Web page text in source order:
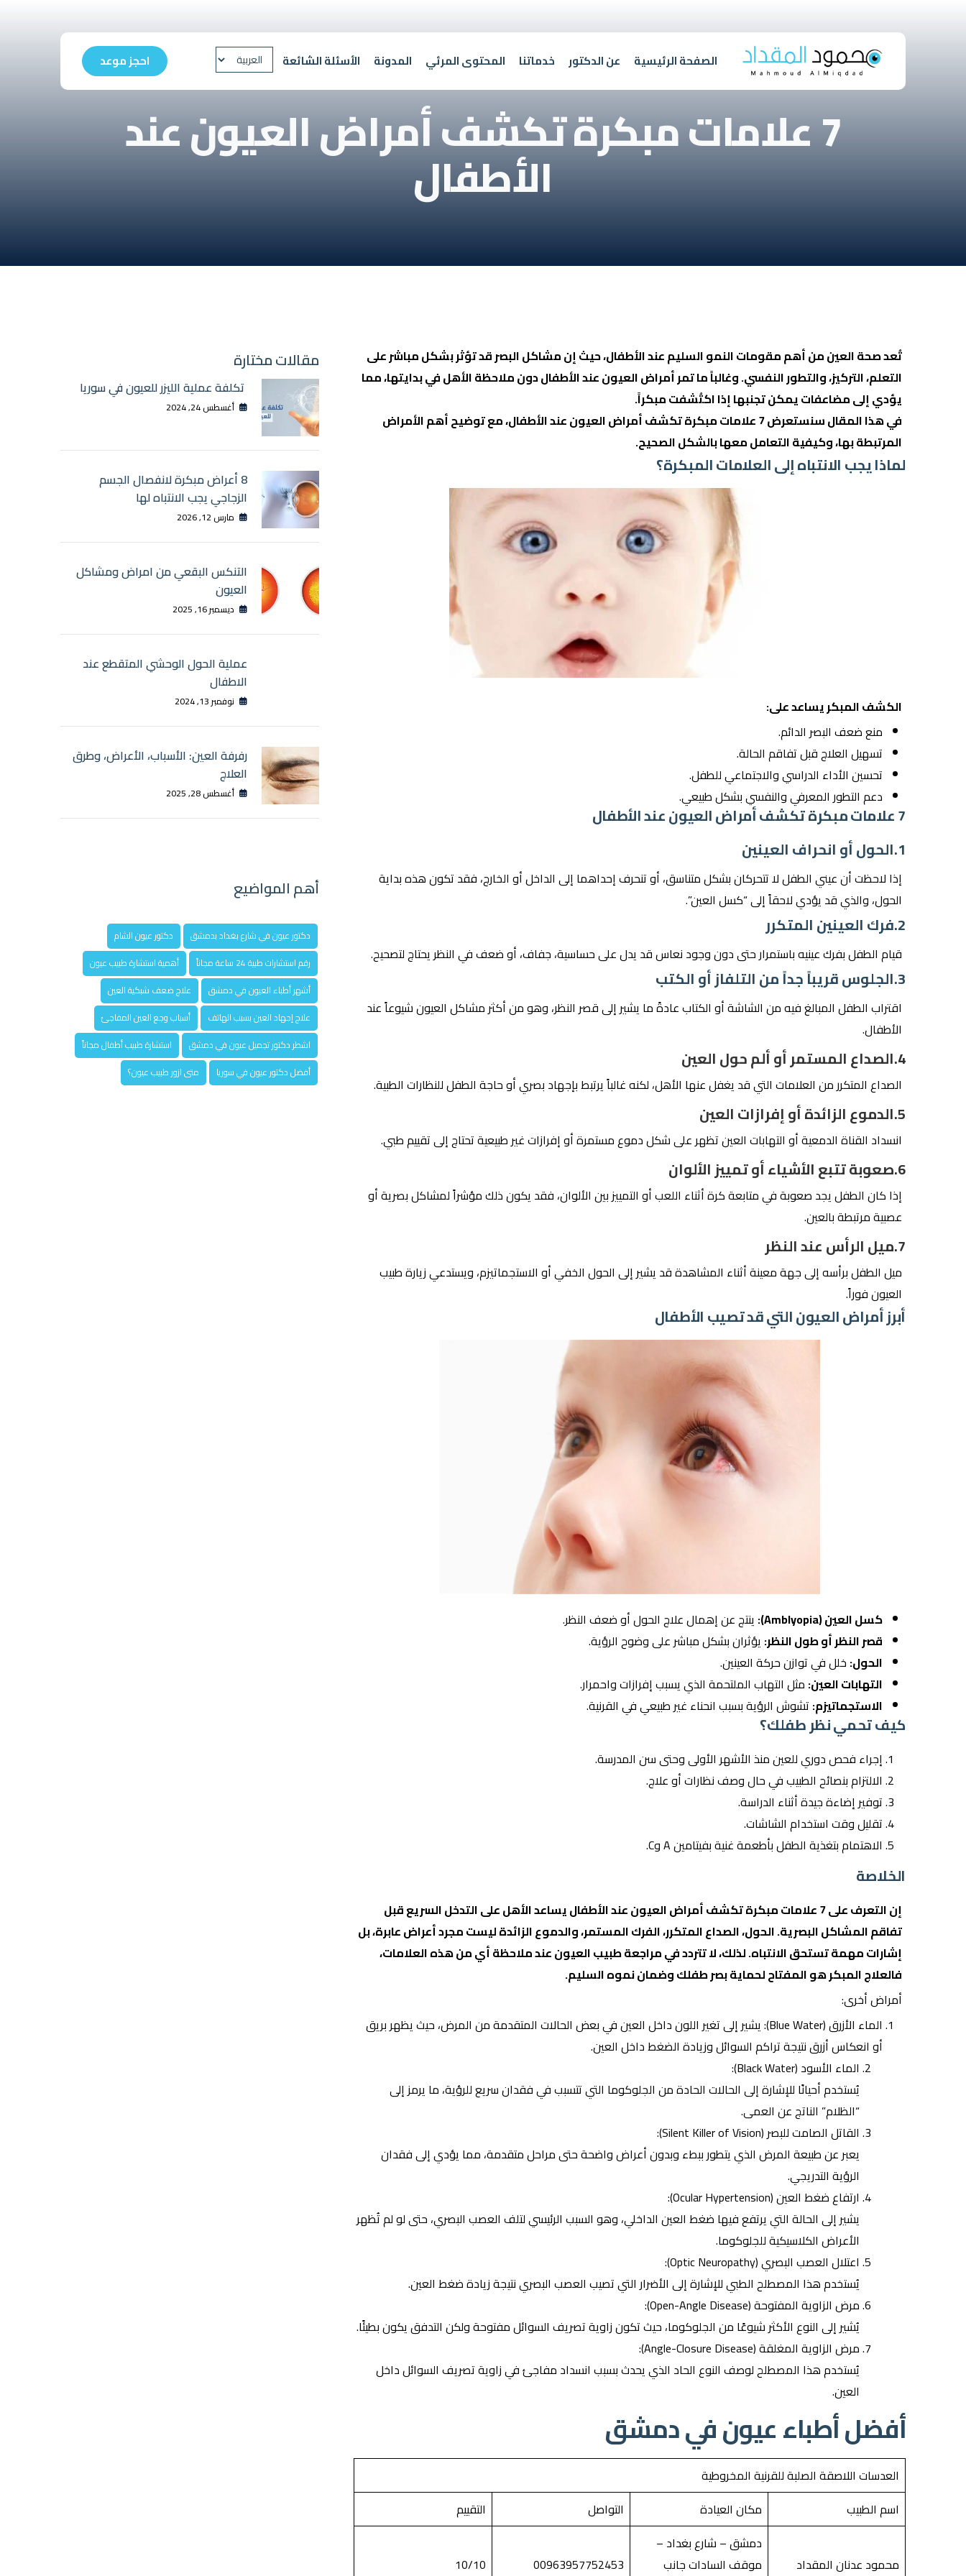
الصفحة الرئيسية عن الدكتور خدماتنا المحتوى المرئي المدونة الأسئلة الشائعة احجز موعد
7 علامات مبكرة تكشف أمراض العيون عند
الأطفال
تُعد صحة العين من أهم مقومات النمو السليم عند الأطفال، حيث إن مشاكل البصر قد تؤثر بشكل مباشر على
التعلم، التركيز، والتطور النفسي. وغالباً ما تمر أمراض العيون عند الأطفال دون ملاحظة الأهل في بدايتها، مما
يؤدي إلى مضاعفات يمكن تجنبها إذا اكتُشفت مبكراً.
في هذا المقال سنستعرض 7 علامات مبكرة تكشف
أمراض العيون عند الأطفال، مع توضيح أهم الأمراض
المرتبطة بها، وكيفية التعامل معها بالشكل الصحيح.
لماذا يجب الانتباه إلى العلامات المبكرة؟
الكشف المبكر يساعد على:
منع ضعف البصر الدائم.
تسهيل العلاج قبل تفاقم الحالة.
تحسين الأداء الدراسي والاجتماعي للطفل.
دعم التطور المعرفي والنفسي بشكل طبيعي.
7 علامات مبكرة تكشف أمراض العيون عند الأطفال
1.الحول أو انحراف العينين
إذا لاحظت أن عيني الطفل لا تتحركان بشكل متناسق، أو تنحرف إحداهما إلى الداخل أو الخارج، فقد تكون هذه بداية
الحول، والذي قد يؤدي لاحقاً إلى “كسل العين”.
2.فرك العينين المتكرر
قيام الطفل بفرك عينيه باستمرار حتى دون وجود نعاس قد يدل على حساسية، جفاف، أو ضعف في النظر يحتاج لتصحيح.
3.الجلوس قريباً جداً من التلفاز أو الكتب
اقتراب الطفل المبالغ فيه من الشاشة أو الكتاب عادةً ما يشير إلى قصر النظر، وهو من أكثر مشاكل العيون شيوعاً عند
الأطفال.
4.الصداع المستمر أو ألم حول العين
الصداع المتكرر من العلامات التي قد يغفل عنها الأهل، لكنه غالباً يرتبط بإجهاد بصري أو حاجة الطفل للنظارات الطبية.
5.الدموع الزائدة أو إفرازات العين
انسداد القناة الدمعية أو التهابات العين تظهر على شكل دموع مستمرة أو إفرازات غير طبيعية تحتاج إلى تقييم طبي.
6.صعوبة تتبع الأشياء أو تمييز الألوان
إذا كان الطفل يجد صعوبة في متابعة كرة أثناء اللعب أو التمييز بين الألوان، فقد يكون ذلك مؤشراً لمشاكل بصرية أو
عصبية مرتبطة بالعين.
7.ميل الرأس عند النظر
ميل الطفل برأسه إلى جهة معينة أثناء المشاهدة قد يشير إلى الحول الخفي أو الاستجماتيزم، ويستدعي زيارة طبيب
العيون فوراً.
أبرز أمراض العيون التي قد تصيب الأطفال
كسل العين(Amblyopia):
ينتج عن إهمال علاج الحول أو ضعف النظر.
قصر النظر أو طول النظر: يؤثران بشكل مباشر على وضوح الرؤية.
الحول: خلل في توازن حركة العينين.
التهابات العين: مثل التهاب الملتحمة الذي يسبب إفرازات واحمرار.
الاستجماتيزم: تشوش الرؤية بسبب انحناء غير طبيعي في القرنية.
كيف تحمي نظر طفلك؟
إجراء فحص دوري للعين منذ الأشهر الأولى وحتى سن المدرسة.
الالتزام بنصائح الطبيب في حال وصف نظارات أو علاج.
توفير إضاءة جيدة أثناء الدراسة.
تقليل وقت استخدام الشاشات.
الاهتمام بتغذية الطفل بأطعمة غنية بفيتامين A وC.
الخلاصة
إن التعرف على 7 علامات مبكرة تكشف أمراض العيون عند الأطفال يساعد الأهل على التدخل السريع قبل
تفاقم المشاكل البصرية. الحول، الصداع المتكرر، الفرك المستمر، والدموع الزائدة ليست مجرد أعراض عابرة، بل
إشارات مهمة تستحق الانتباه. لذلك، لا تتردد في مراجعة طبيب العيون عند ملاحظة أي من هذه العلامات،
فالعلاج المبكر هو المفتاح لحماية بصر طفلك وضمان نموه السليم.
أمراض أخرى:
الماء الأزرق (Blue Water): يشير إلى تغير اللون داخل العين في بعض الحالات المتقدمة من المرض، حيث يظهر بريق
أو انعكاس أزرق نتيجة تراكم السوائل وزيادة الضغط داخل العين.
الماء الأسود (Black Water):
يُستخدم أحيانًا للإشارة إلى الحالات الحادة من الجلوكوما التي تتسبب في فقدان سريع للرؤية، ما يرمز إلى
“الظلام” الناتج عن العمى.
القاتل الصامت للبصر(Silent Killer of Vision):
يعبر عن طبيعة المرض الذي يتطور ببطء وبدون أعراض واضحة حتى مراحل متقدمة، مما يؤدي إلى فقدان
الرؤية التدريجي.
ارتفاع ضغط العين (Ocular Hypertension):
يشير إلى الحالة التي يرتفع فيها ضغط العين الداخلي، وهو السبب الرئيسي لتلف العصب البصري، حتى لو لم تُظهر
الأعراض الكلاسيكية للجلوكوما.
اعتلال العصب البصري (Optic Neuropathy):
يُستخدم هذا المصطلح الطبي للإشارة إلى الأضرار التي تصيب العصب البصري نتيجة زيادة ضغط العين.
مرض الزاوية المفتوحة (Open-Angle Disease):
يُشير إلى النوع الأكثر شيوعًا من الجلوكوما، حيث تكون زاوية تصريف السوائل مفتوحة ولكن التدفق يكون بطيئًا.
مرض الزاوية المغلقة (Angle-Closure Disease):
يُستخدم هذا المصطلح لوصف النوع الحاد الذي يحدث بسبب انسداد مفاجئ في زاوية تصريف السوائل داخل
العين.
أفضل أطباء عيون في دمشق
العدسات اللاصقة الصلبة للقرنية المخروطية
اسم الطبيب
مكان العيادة التواصل التقييم
محمود عدنان المقداد
دمشق – شارع بغداد –
موقف السادات جانب
00963957752453
10/10
مقالات مختارة
تكلفة عملية الليزر للعيون في سوريا
أغسطس 24, 2024
8 أعراض مبكرة لانفصال الجسم
الزجاجي يجب الانتباه لها
مارس 12, 2026
التنكس البقعي من امراض ومشاكل
العيون
ديسمبر 16, 2025
عملية الحول الوحشي المتقطع عند
الاطفال
نوفمبر 13, 2024
رفرفة العين: الأسباب، الأعراض، وطرق
العلاج
أغسطس 28, 2025
أهم المواضيع
دكتور عيون في شارع بغداد بدمشق
دكتور عيون الشام
رقم استشارات طبية 24 ساعة مجاناً
أهمية استشارة طبيب عيون
أشهر أطباء العيون في دمشق
علاج ضعف شبكية العين
علاج إجهاد العين بسبب الهاتف
أسباب وجع العين المفاجئ
اشطر دكتور تجميل عيون في دمشق
استشارة طبيب أطفال مجاناً
أفضل دكتور عيون في سوريا
متى ازور طبيب عيون؟